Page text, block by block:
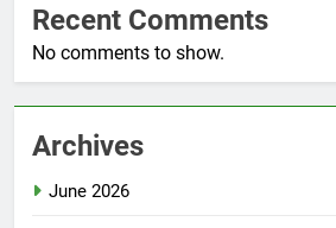
Recent Comments
No comments to show.
Archives
June 2026